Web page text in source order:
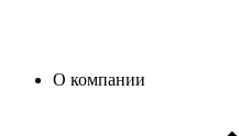
О компании